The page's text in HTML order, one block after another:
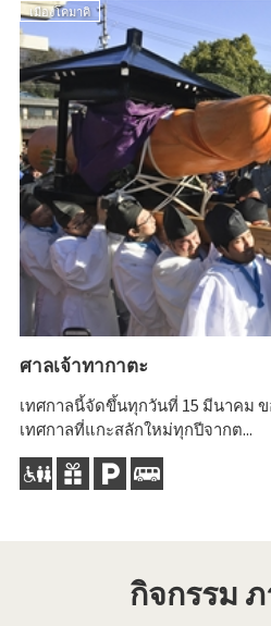
เมืองโคมาคิ
ศาลเจ้าทากาตะ
เทศกาลนี้จัดขึ้นทุกวันที่ 15 มีนาคม
เทศกาลที่แกะสลักใหม่ทุกปีจากต...
กิจกรรม